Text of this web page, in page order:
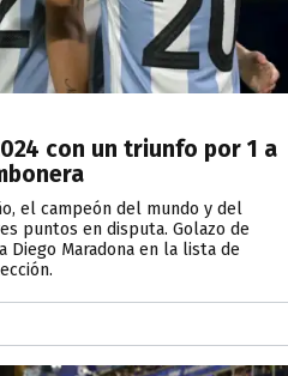
con un triunfo por 1 a
el campeón del mundo y del
puntos en disputa. Golazo de
Diego Maradona en la lista de